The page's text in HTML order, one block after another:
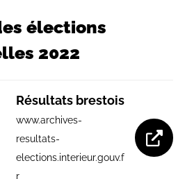
élections
2022
Résultats brestois
www.archives-
resultats-
elections.interieur.gouv.f
r